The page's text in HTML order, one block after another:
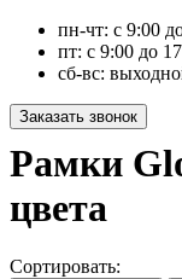
пн-чт: с 9:00
пт: с 9:00 до
сб-вс:
Рамки
цвета
Сортировать: